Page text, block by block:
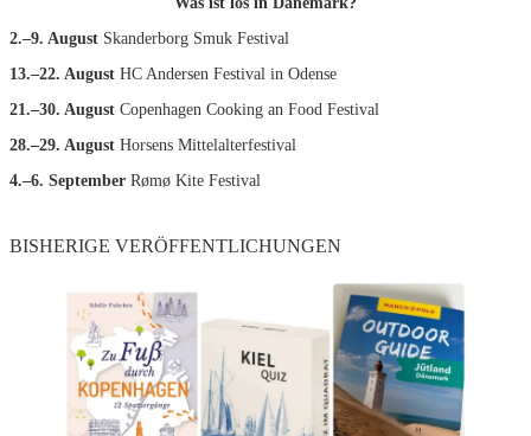
2.–9. August Skanderborg Smuk Festival
13.–22. August HC Andersen Festival in Odense
21.–30. August Copenhagen Cooking an Food Festival
28.–29. August Horsens Mittelalterfestival
4.–6. September Rømø Kite Festival
BISHERIGE VERÖFFENTLICHUNGEN